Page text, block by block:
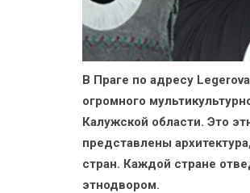
В Праге по адресу
огромного
Калужской области. Это
представлены
стран. Каждой стране
этнодвором.